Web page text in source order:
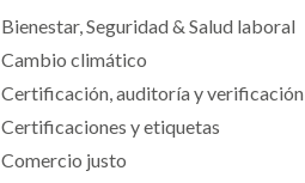
Bienestar, Seguridad & Salud laboral
Cambio climático
Certificación, auditoría y verificación
Certificaciones y etiquetas
Comercio justo